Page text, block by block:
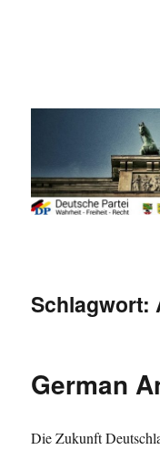
Schlagwort:
German
Die Zukunft